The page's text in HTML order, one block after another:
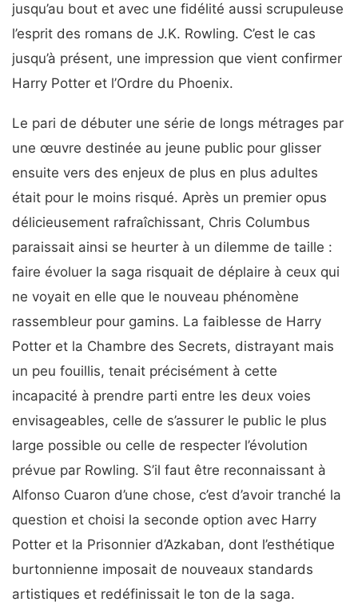
jusqu’au bout et avec une fidélité aussi scrupuleuse
l’esprit des romans de J.K. Rowling. C’est le cas
jusqu’à présent, une impression que vient confirmer
Harry Potter et l’Ordre du Phoenix.
Le pari de débuter une série de longs métrages par
une œuvre destinée au jeune public pour glisser
ensuite vers des enjeux de plus en plus adultes
était pour le moins risqué. Après un premier opus
délicieusement rafraîchissant, Chris Columbus
paraissait ainsi se heurter à un dilemme de taille :
faire évoluer la saga risquait de déplaire à ceux qui
ne voyait en elle que le nouveau phénomène
rassembleur pour gamins. La faiblesse de Harry
Potter et la Chambre des Secrets, distrayant mais
un peu fouillis, tenait précisément à cette
incapacité à prendre parti entre les deux voies
envisageables, celle de s’assurer le public le plus
large possible ou celle de respecter l’évolution
prévue par Rowling. S’il faut être reconnaissant à
Alfonso Cuaron d’une chose, c’est d’avoir tranché la
question et choisi la seconde option avec Harry
Potter et la Prisonnier d’Azkaban, dont l’esthétique
burtonnienne imposait de nouveaux standards
artistiques et redéfinissait le ton de la saga.